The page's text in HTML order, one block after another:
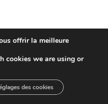
offrir la meilleure
cookies we are using or
des cookies